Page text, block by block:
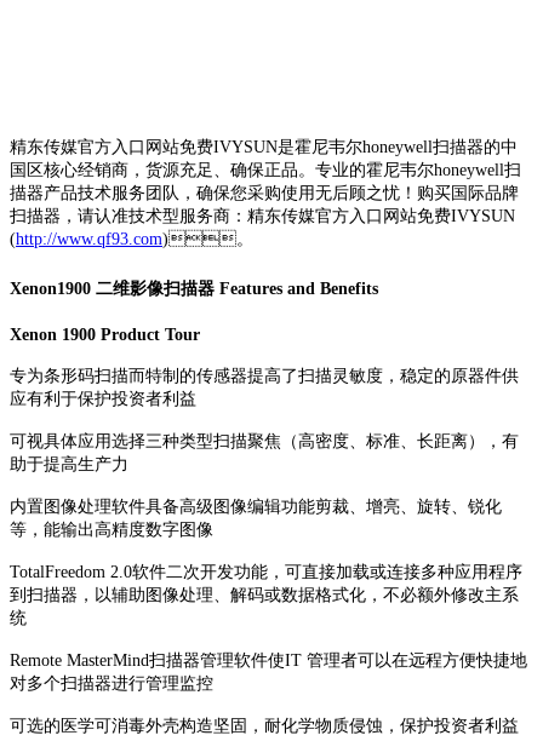
精东传媒官方入口网站免费IVYSUN是霍尼韦尔honeywell扫描器的中
国区核心经销商，货源充足、确保正品。专业的霍尼韦尔honeywell扫
描器产品技术服务团队，确保您采购使用无后顾之忧！购买国际品牌
扫描器，请认准技术型服务商：精东传媒官方入口网站免费IVYSUN
(http://www.qf93.com)。
Xenon1900 二维影像扫描器 Features and Benefits
Xenon 1900 Product Tour
专为条形码扫描而特制的传感器提高了扫描灵敏度，稳定的原器件供
应有利于保护投资者利益
可视具体应用选择三种类型扫描聚焦（高密度、标准、长距离），有
助于提高生产力
内置图像处理软件具备高级图像编辑功能剪裁、增亮、旋转、锐化
等，能输出高精度数字图像
TotalFreedom 2.0软件二次开发功能，可直接加载或连接多种应用程序
到扫描器，以辅助图像处理、解码或数据格式化，不必额外修改主系
统
Remote MasterMind扫描器管理软件使IT 管理者可以在远程方便快捷地
对多个扫描器进行管理监控
可选的医学可消毒外壳构造坚固，耐化学物质侵蚀，保护投资者利益